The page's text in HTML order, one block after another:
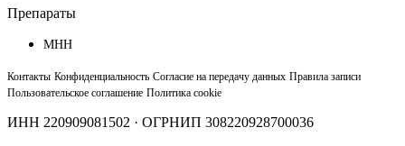
Препараты
МНН
Контакты Конфиденциальность Согласие на передачу данных Правила записи
Пользовательское соглашение Политика cookie
ИНН 220909081502 · ОГРНИП 308220928700036